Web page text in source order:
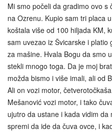
Mi smo počeli da gradimo ovo
na Ozrenu. Kupio sam tri placa
koštala više od 100 hiljada KM,
sam uvezao iz Švicarske i
za mašine. Hvala Bogu da smo
stekli mnogo toga. Da je moj
možda bismo i više imali, ali od
Ali on vozi motor,
Mešanović vozi motor, i tako
ujutro da ustane i kada vidim
spremi da ide da čuva ovce, i